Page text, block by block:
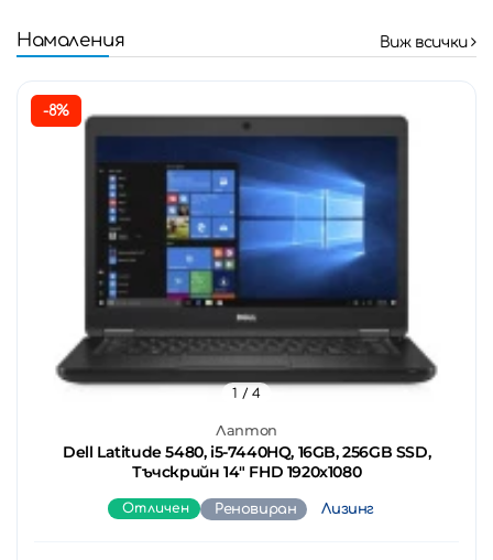
Намаления Виж всички
-8%
Лаптоп
Dell Latitude 5480, i5-7440HQ, 16GB, 256GB SSD,
Тъчскрийн 14" FHD 1920x1080
1 / 4
Отличен Реновиран Лизинг